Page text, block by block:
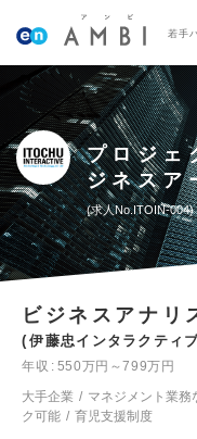
若手
プロジェ
ジネスア
求人No.ITOIN-004
ビジネスアナリ
伊藤忠インタラクティ
年収
550万円～799万円
大手企業
マネジメント業務
ク可能
育児支援制度